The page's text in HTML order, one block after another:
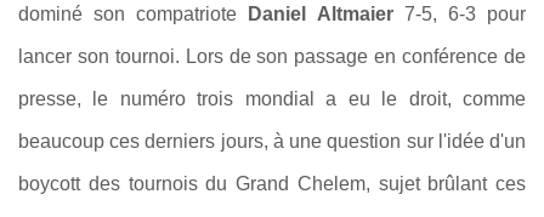
dominé son compatriote Daniel Altmaier7-5, 6-3 pour
lancer son tournoi. Lors de son passage en conférence de
presse, le numéro trois mondial a eu le droit, comme
beaucoup ces derniers jours, à une question sur l'idée d'un
boycott des tournois du Grand Chelem, sujet brûlant ces